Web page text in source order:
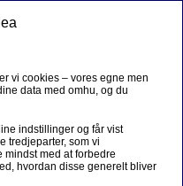
Derfor stiller vi
vi cookies – vores egne men
data med omhu, og du
indstillinger og får vist
tredjeparter, som vi
med at forbedre
hvordan disse generelt bliver